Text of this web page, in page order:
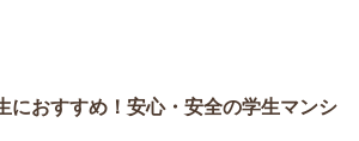
におすすめ！安心・安全の学生マンシ